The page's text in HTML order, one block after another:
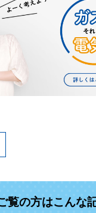
覧の方はこんな